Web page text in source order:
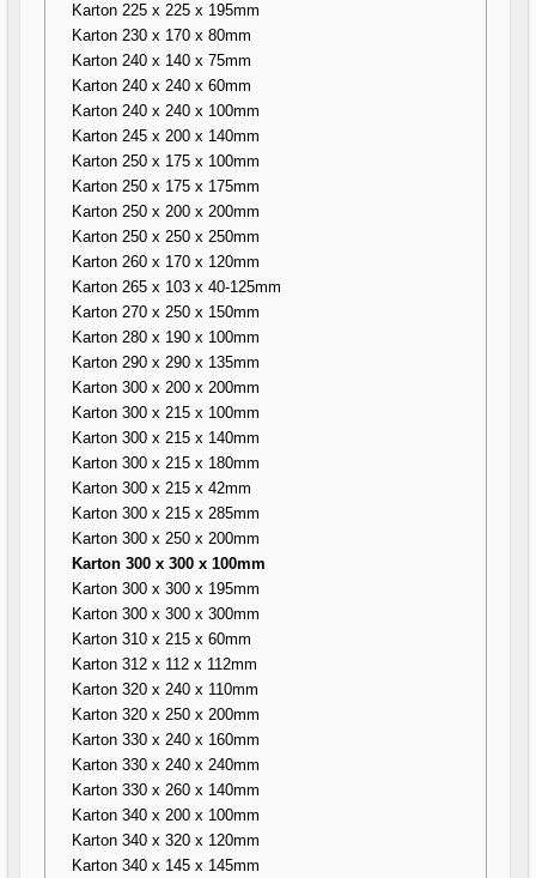
Karton 225 x 225 x 195mm
Karton 230 x 170 x 80mm
Karton 240 x 140 x 75mm
Karton 240 x 240 x 60mm
Karton 240 x 240 x 100mm
Karton 245 x 200 x 140mm
Karton 250 x 175 x 100mm
Karton 250 x 175 x 175mm
Karton 250 x 200 x 200mm
Karton 250 x 250 x 250mm
Karton 260 x 170 x 120mm
Karton 265 x 103 x 40-125mm
Karton 270 x 250 x 150mm
Karton 280 x 190 x 100mm
Karton 290 x 290 x 135mm
Karton 300 x 200 x 200mm
Karton 300 x 215 x 100mm
Karton 300 x 215 x 140mm
Karton 300 x 215 x 180mm
Karton 300 x 215 x 42mm
Karton 300 x 215 x 285mm
Karton 300 x 250 x 200mm
Karton 300 x 300 x 100mm
Karton 300 x 300 x 195mm
Karton 300 x 300 x 300mm
Karton 310 x 215 x 60mm
Karton 312 x 112 x 112mm
Karton 320 x 240 x 110mm
Karton 320 x 250 x 200mm
Karton 330 x 240 x 160mm
Karton 330 x 240 x 240mm
Karton 330 x 260 x 140mm
Karton 340 x 200 x 100mm
Karton 340 x 320 x 120mm
Karton 340 x 145 x 145mm